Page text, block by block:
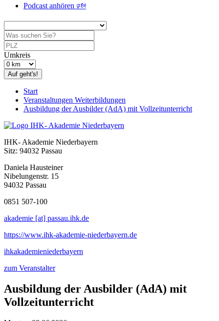
Podcast anhören 🕬
Umkreis
Auf geht's!
Start
Veranstaltungen Weiterbildungen
Ausbildung der Ausbilder (AdA) mit Vollzeitunterricht
IHK- Akademie Niederbayern
Sitz: 94032 Passau
Daniela Hausteiner
Nibelungenstr. 15
94032 Passau
0851 507-100
akademie [at] passau.ihk.de
https://www.ihk-akademie-niederbayern.de
ihkakademieniederbayern
zum Veranstalter
Ausbildung der Ausbilder (AdA) mit
Vollzeitunterricht